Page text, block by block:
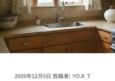
投
2025年12月5日 投稿者: YOJI_T